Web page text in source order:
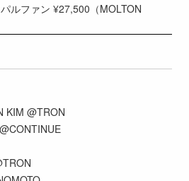
ルファン ¥27,500（MOLTON
KIM @TRON